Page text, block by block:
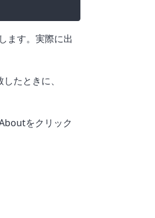
ます。実際に出
たときに、
をクリック